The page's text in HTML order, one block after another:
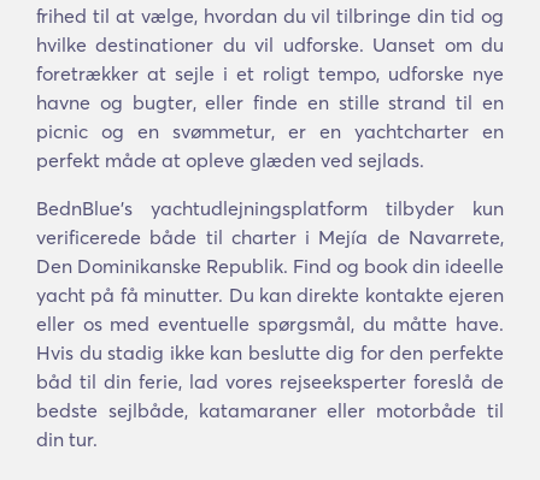
frihed til at vælge, hvordan du vil tilbringe din tid og
hvilke destinationer du vil udforske. Uanset om du
foretrækker at sejle i et roligt tempo, udforske nye
havne og bugter, eller finde en stille strand til en
picnic og en svømmetur, er en yachtcharter en
perfekt måde at opleve glæden ved sejlads.
BednBlue's yachtudlejningsplatform tilbyder kun
verificerede både til charter i Mejía de Navarrete,
Den Dominikanske Republik. Find og book din ideelle
yacht på få minutter. Du kan direkte kontakte ejeren
eller os med eventuelle spørgsmål, du måtte have.
Hvis du stadig ikke kan beslutte dig for den perfekte
båd til din ferie, lad vores rejseeksperter foreslå de
bedste sejlbåde, katamaraner eller motorbåde til
din tur.